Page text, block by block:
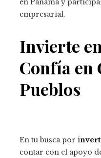
en Panamá y
empresarial.
Invierte
Confía en
Pueblos
En tu busca por i
contar con el apoyo